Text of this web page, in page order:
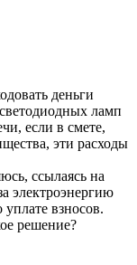
деньги
ламп
если в смете,
эти расходы
ссылаясь на
электроэнергию
взносов.
решение?